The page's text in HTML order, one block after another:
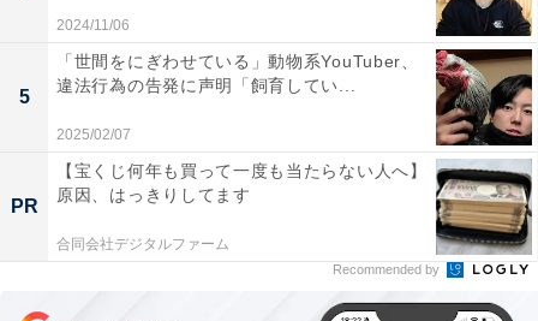
2024/11/06
5
「世間をにぎわせている」動物系YouTuber、
違法行為の告発に声明「飼育してい...
2025/02/07
PR
【宝くじ何年も買って一度も当たらない人へ】
原因、はっきりしてます
合同会社デジタルファーム
Recommended by